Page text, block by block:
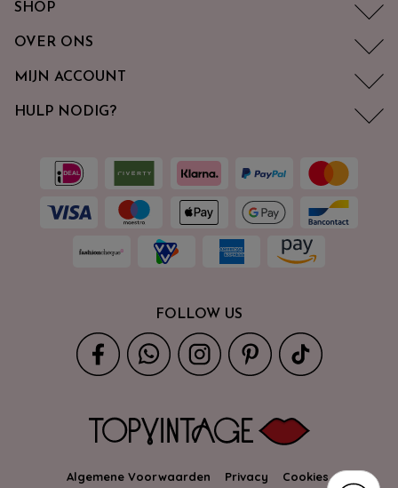
SHOP
OVER ONS
MIJN ACCOUNT
HULP NODIG?
FOLLOW US
Algemene Voorwaarden Privacy Cookies